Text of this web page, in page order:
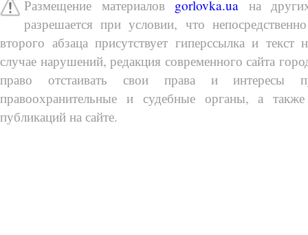
Размещение материалов gorlovka.ua на
разрешается при условии, что
второго абзаца присутствует гиперссылка и
случае нарушений, редакция современного сайта
право отстаивать свои права и интересы
правоохранительные и судебные органы, а
публикаций на сайте.